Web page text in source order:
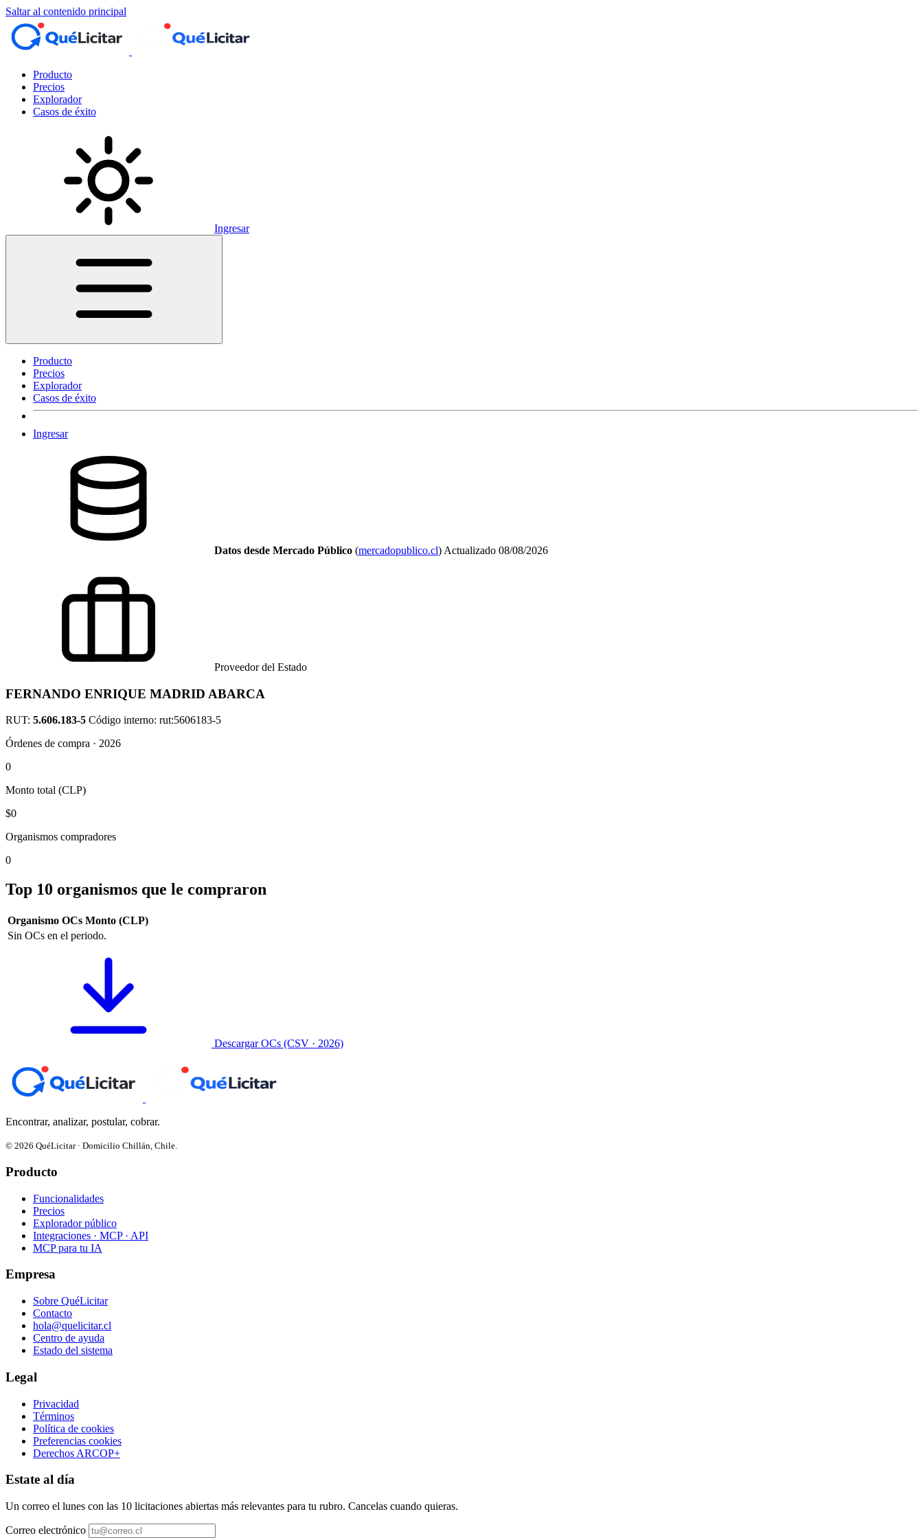
Saltar al contenido principal
Producto
Precios
Explorador
Casos de éxito
Ingresar
Producto
Precios
Explorador
Casos de éxito
Ingresar
Datos desde Mercado Público (mercadopublico.cl) Actualizado 08/08/2026
Proveedor del Estado
FERNANDO ENRIQUE MADRID ABARCA
RUT: 5.606.183-5 Código interno: rut:5606183-5
Órdenes de compra · 2026
0
Monto total (CLP)
$0
Organismos compradores
0
Top 10 organismos que le compraron
Organismo OCs Monto (CLP)
Sin OCs en el periodo.
Descargar OCs (CSV · 2026)
Encontrar, analizar, postular, cobrar.
© 2026 QuéLicitar · Domicilio Chillán, Chile.
Producto
Funcionalidades
Precios
Explorador público
Integraciones · MCP · API
MCP para tu IA
Empresa
Sobre QuéLicitar
Contacto
hola@quelicitar.cl
Centro de ayuda
Estado del sistema
Legal
Privacidad
Términos
Política de cookies
Preferencias cookies
Derechos ARCOP+
Estate al día
Un correo el lunes con las 10 licitaciones abiertas más relevantes para tu rubro. Cancelas cuando quieras.
Correo electrónico